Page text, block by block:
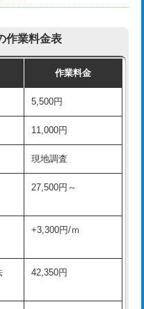
11,000円+材料費
16,500円+材料費
13,200円+材料費
16,500円+材料費
22,000円+材料費
11,000円+材料費
13,200円
作業料金表
作業料金
5,500円
11,000円
現地調査
27,500円～
+3,300円/ｍ
42,350円